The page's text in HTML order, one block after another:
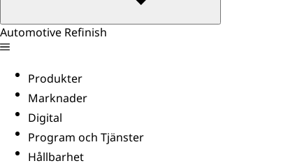
Automotive Refinish
Produkter
Marknader
Digital
Program och Tjänster
Hållbarhet